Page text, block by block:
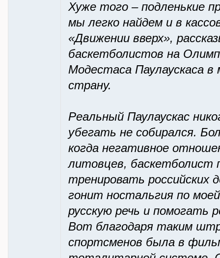
Хуже того – подленькие
мы легко найдем и в
«Движении вверх»,
баскетболистов на
Модестаса Паулаускаса в
страну.
Реальный Паулаускас
убегать не собирался.
когда негативное
литовцев, баскетболист
тренировать российских
гонит ностальгия по
русскую речь и помогать
Вот благодаря таким
спортсменов была в